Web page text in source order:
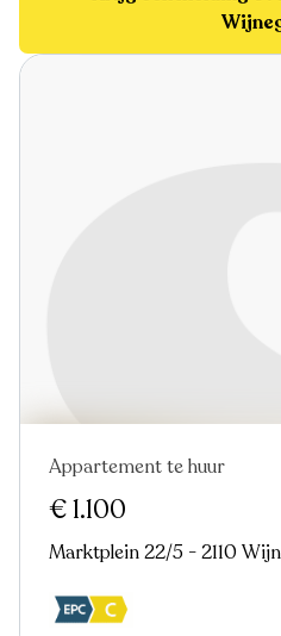
In optie
Appartement te huur
€ 1.100
Marktplein 22/5 - 2110